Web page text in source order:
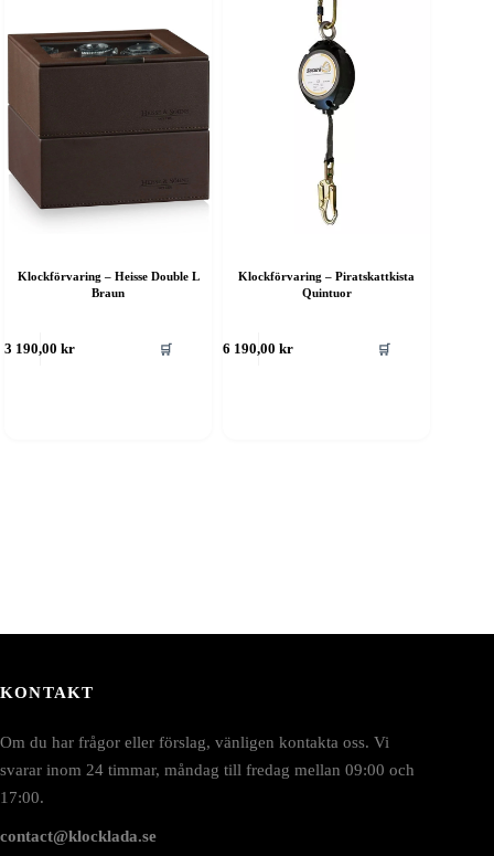
Klockförvaring – Heisse Double L
Braun
3 190,00kr 🛒
Klockförvaring – Piratskattkista
Quintuor
6 190,00kr 🛒
KONTAKT
Om du har frågor eller förslag, vänligen kontakta oss. Vi
svarar inom 24 timmar, måndag till fredag mellan 09:00 och
17:00.
contact@klocklada.se